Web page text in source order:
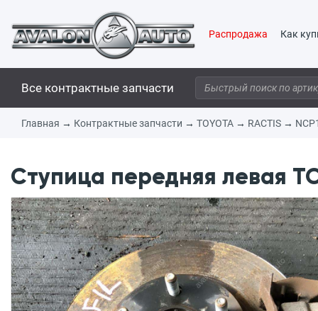
Распродажа Как
Все контрактные запчасти
Главная → Контрактные запчасти → TOYOTA → RACTIS →
Ступица передняя левая